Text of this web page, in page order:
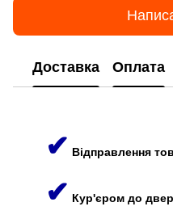
Доставка Оплата
✔ Відправлення
✔ Кур'єром до